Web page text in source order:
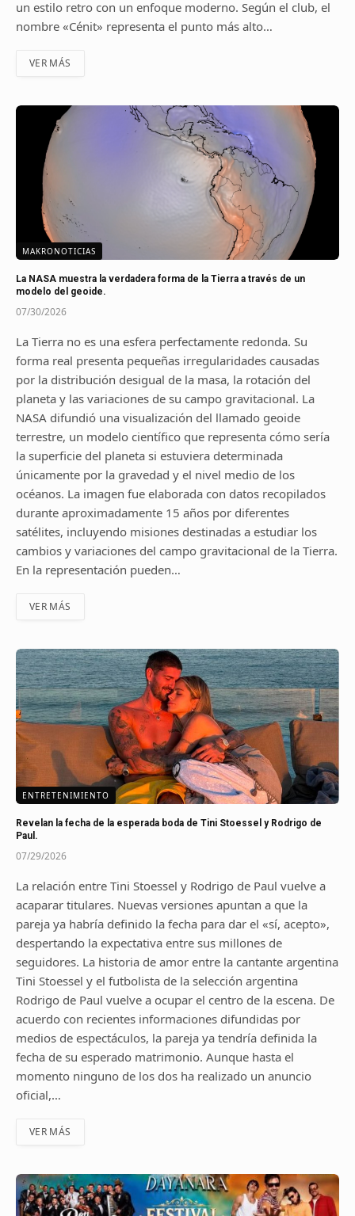
un estilo retro con un enfoque moderno. Según el club, el
nombre «Cénit» representa el punto más alto…
VER MÁS
MAKRONOTICIAS
La NASA muestra la verdadera forma de la Tierra a través de un
modelo del geoide.
07/30/2026
La Tierra no es una esfera perfectamente redonda. Su
forma real presenta pequeñas irregularidades causadas
por la distribución desigual de la masa, la rotación del
planeta y las variaciones de su campo gravitacional. La
NASA difundió una visualización del llamado geoide
terrestre, un modelo científico que representa cómo sería
la superficie del planeta si estuviera determinada
únicamente por la gravedad y el nivel medio de los
océanos. La imagen fue elaborada con datos recopilados
durante aproximadamente 15 años por diferentes
satélites, incluyendo misiones destinadas a estudiar los
cambios y variaciones del campo gravitacional de la Tierra.
En la representación pueden…
VER MÁS
ENTRETENIMIENTO
Revelan la fecha de la esperada boda de Tini Stoessel y Rodrigo de
Paul.
07/29/2026
La relación entre Tini Stoessel y Rodrigo de Paul vuelve a
acaparar titulares. Nuevas versiones apuntan a que la
pareja ya habría definido la fecha para dar el «sí, acepto»,
despertando la expectativa entre sus millones de
seguidores. La historia de amor entre la cantante argentina
Tini Stoessel y el futbolista de la selección argentina
Rodrigo de Paul vuelve a ocupar el centro de la escena. De
acuerdo con recientes informaciones difundidas por
medios de espectáculos, la pareja ya tendría definida la
fecha de su esperado matrimonio. Aunque hasta el
momento ninguno de los dos ha realizado un anuncio
oficial,…
VER MÁS